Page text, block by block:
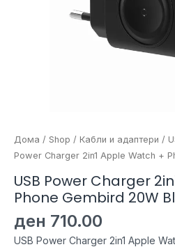
Дома / Shop / Кабли и адаптери /
Power Charger 2in1 Apple Watch +
USB Power Charger
Phone Gembird 20W
ден 710.00
USB Power Charger 2in1 Apple